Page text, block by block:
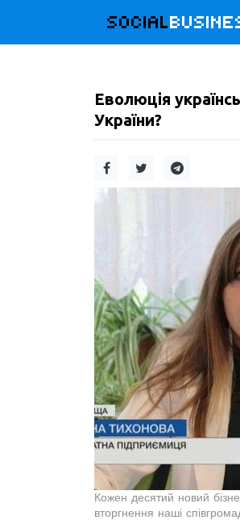
SOCIAL
Еволюція
України?
Кожен десятий новий
вторгнення наші